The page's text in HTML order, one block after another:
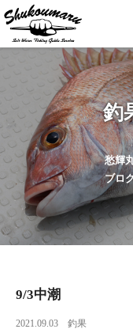
釣果とお知らせ
愁輝丸について
料金案内
アクセス
出船予定表
個人情報保護方針
釣
愁輝
ブロ
9/3中潮
2021.09.03 釣果